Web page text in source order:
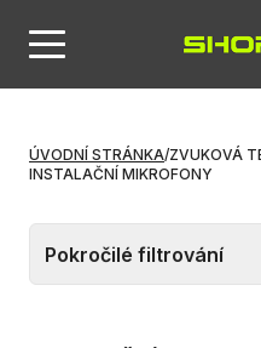
ÚVODNÍ STRÁNKA/ZVUKOVÁ
INSTALAČNÍ MIKROFONY
Pokročilé filtrování